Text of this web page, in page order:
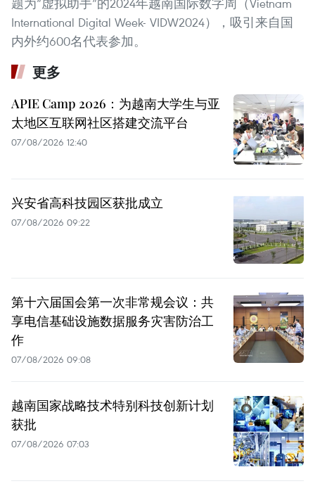
题为“虚拟助手”的2024年越南国际数字周（Vietnam
International Digital Week- VIDW2024），吸引来自国
内外约600名代表参加。
更多
APIE Camp 2026：为越南大学生与亚
太地区互联网社区搭建交流平台
07/08/2026 12:40
兴安省高科技园区获批成立
07/08/2026 09:22
第十六届国会第一次非常规会议：共
享电信基础设施数据服务灾害防治工
作
07/08/2026 09:08
越南国家战略技术特别科技创新计划
获批
07/08/2026 07:03